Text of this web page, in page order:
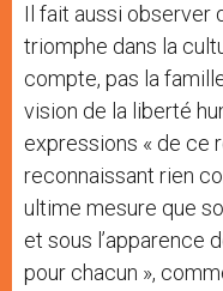
Il fait aussi observer
triomphe dans la
compte, pas la
vision de la liberté
expressions « de ce
reconnaissant rien
ultime mesure que
et sous l’apparence
pour chacun »,